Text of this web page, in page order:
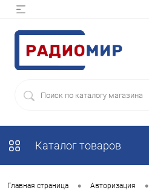
Каталог товаров
Главная страница • Авторизация •